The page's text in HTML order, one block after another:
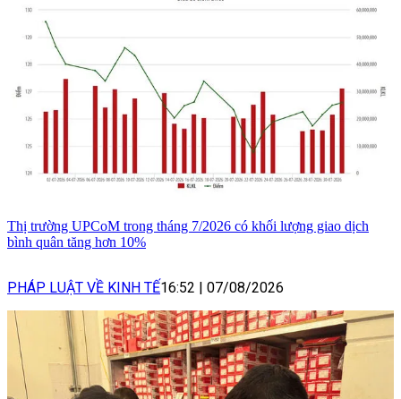
Thị trường UPCoM trong tháng 7/2026 có khối lượng giao dịch
bình quân tăng hơn 10%
PHÁP LUẬT VỀ KINH TẾ16:52 | 07/08/2026